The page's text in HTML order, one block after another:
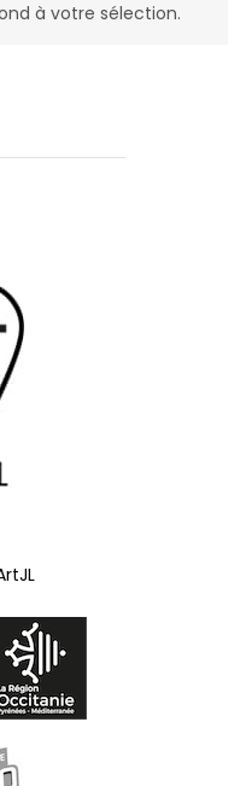
à votre sélection.